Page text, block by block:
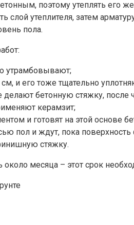
поэтому утеплять его
слой утеплителя, затем
пола.
утрамбовывают;
и его тоже тщательно
бетонную стяжку, после
керамзит;
и готовят на этой основе
пол и ждут, пока поверхность
стяжку.
около месяца – этот срок